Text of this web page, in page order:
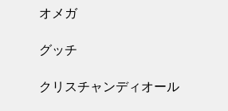
オメガ
グッチ
クリスチャンディオール